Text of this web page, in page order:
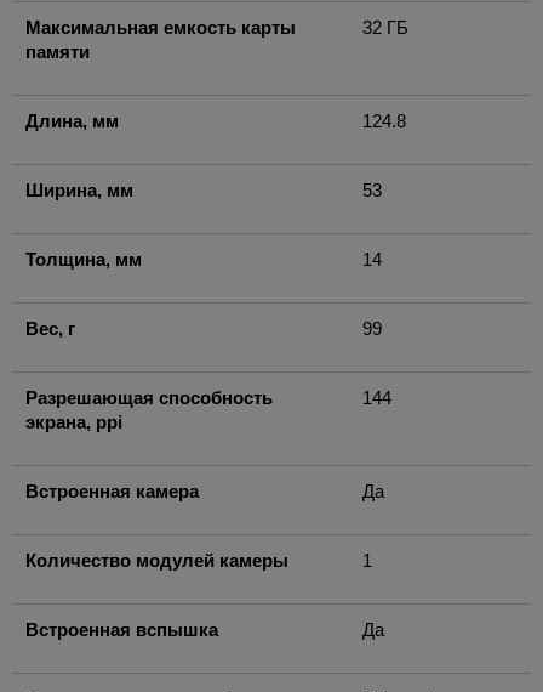
Максимальная емкость карты
памяти
32 ГБ
Длина, мм 124.8
Ширина, мм 53
Толщина, мм 14
Вес, г 99
Разрешающая способность
экрана, ppi
144
Встроенная камера Да
Количество модулей камеры 1
Встроенная вспышка Да